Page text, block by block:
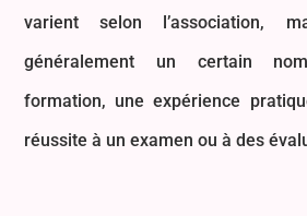
varient selon l’association,
généralement un certain
formation, une expérience
réussite à un examen ou à des